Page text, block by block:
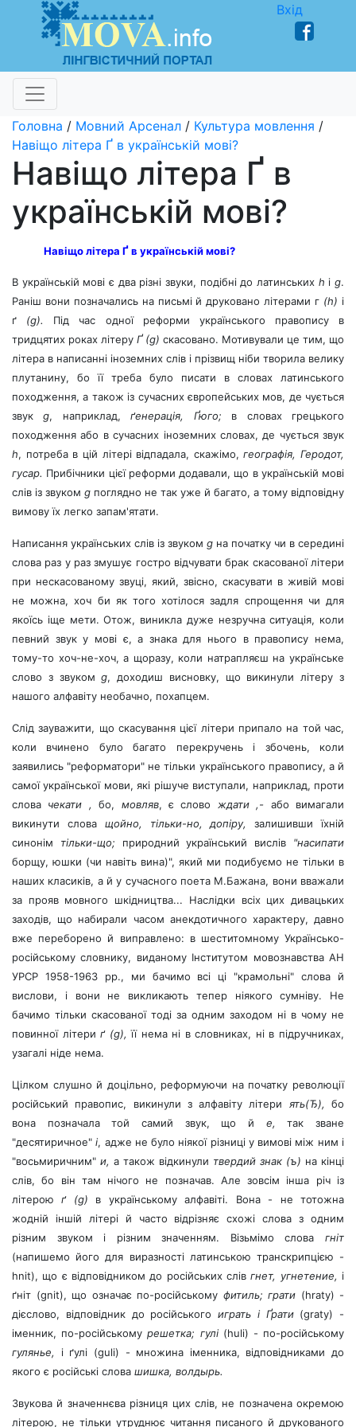
Вхід
Головна / Мовний Арсенал / Культура мовлення /
Навіщо літера Ґ в українській мові?
Навіщо літера Ґ в
українській мові?
Навіщо літера Ґ в українській мові?
В українській мові є два різні звуки, подібні до латинських h іg.
Раніш вони позначались на письмі й друковано літерами г (h) і
ґ (g). Під час одної реформи українського правопису в
тридцятих роках літеру Ґ (g) скасовано. Мотивували це тим, що
літера в написанні іноземних слів і прізвищ ніби творила велику
плутанину, бо її треба було писати в словах латинського
походження, а також із сучасних європейських мов, де чується
звукg, наприклад,ґенерація, Ґюго; в словах грецького
походження або в сучасних іноземних словах, де чується звук
h, потреба в цій літері відпадала, скажімо,географія, Геродот,
гусар. Прибічники цієї реформи додавали, що в українській мові
слів із звуком g поглядно не так уже й багато, а тому відповідну
вимову їх легко запам'ятати.
Написання українських слів із звуком g на початку чи в середині
слова раз у раз змушує гостро відчувати брак скасованої літери
при нескасованому звуці, який, звісно, скасувати в живій мові
не можна, хоч би як того хотілося задля спрощення чи для
якоїсь іще мети. Отож, виникла дуже незручна ситуація, коли
певний звук у мові є, а знака для нього в правопису нема,
тому-то хоч-не-хоч, а щоразу, коли натрапляєш на українське
слово з звукомg, доходиш висновку, що викинули літеру з
нашого алфавіту необачно, похапцем.
Слід зауважити, що скасування цієї літери припало на той час,
коли вчинено було багато перекручень і збочень, коли
заявились "реформатори" не тільки українського правопису, а й
самої української мови, які рішуче виступали, наприклад, проти
слова чекати ,бо, мовляв, є слово ждати ,- або вимагали
викинути слова щойно, тільки-но, допіру,залишивши їхній
синонім тільки-що; природний український вислів "насипати
борщу, юшки (чи навіть вина)", який ми подибуємо не тільки в
наших класиків, а й у сучасного поета М.Бажана, вони вважали
за прояв мовного шкідництва... Наслідки всіх цих дивацьких
заходів, що набирали часом анекдотичного характеру, давно
вже переборено й виправлено: в шеститомному Українсько-
російському словнику, виданому Інститутом мовознавства АН
УРСР 1958-1963 рр., ми бачимо всі ці "крамольні" слова й
вислови, і вони не викликають тепер ніякого сумніву. Не
бачимо тільки скасованої тоді за одним заходом ні в чому не
повинної літериґ (g),її нема ні в словниках, ні в підручниках,
узагалі ніде нема.
Цілком слушно й доцільно, реформуючи на початку революції
російський правопис, викинули з алфавіту літери ять(Ђ),бо
вона позначала той самий звук, що й е,так зване
"десятиричное"і, адже не було ніякої різниці у вимові між ним і
"восьмиричним" и, а також відкинули твердий знак (ъ) на кінці
слів, бо він там нічого не позначав. Але зовсім інша річ із
літероюґ (g) в українському алфавіті. Вона - не тотожна
жодній іншій літері й часто відрізняє схожі слова з одним
різним звуком і різним значенням. Візьмімо слова гніт
(напишемо його для виразності латинською транскрипцією -
hnit), що є відповідником до російських слівгнет, угнетение, і
ґніт (gnit), що означає по-російському фитиль; грати (hraty) -
дієслово, відповідник до російського играть і Ґрати (graty) -
іменник, по-російськомурешетка; гулі (huli) - по-російському
гулянье, і ґулі (guli) - множина іменника, відповідниками до
якого є російські слова шишка, волдырь.
Звукова й значеннєва різниця цих слів, не позначена окремою
літерою, не тільки утруднює читання писаного й друкованого